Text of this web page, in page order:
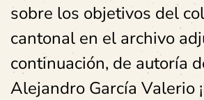
sobre los objetivos del
cantonal en el archivo
continuación, de autoría
Alejandro García Valerio